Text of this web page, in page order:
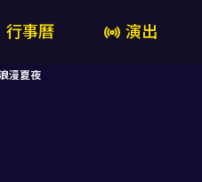
行事曆 演出
漫夏夜